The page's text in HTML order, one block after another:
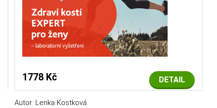
DETAIL
1778 Kč
Autor: Lenka Kostková